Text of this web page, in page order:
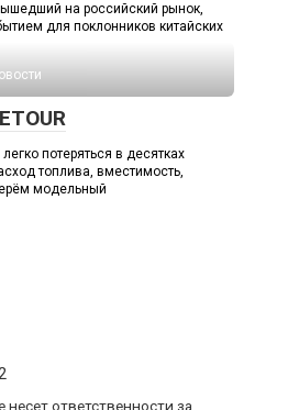
на российский рынок,
для поклонников китайских
потеряться в десятках
топлива, вместимость,
модельный
ответственности за